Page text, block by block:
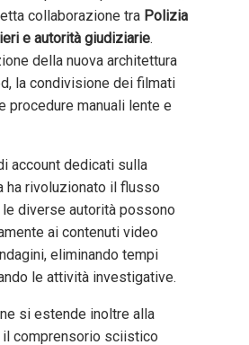
collaborazione tra Polizia
e autorità giudiziarie.
della nuova architettura
la condivisione dei filmati
procedure manuali lente e
account dedicati sulla
ha rivoluzionato il flusso
diverse autorità possono
ai contenuti video
eliminando tempi
le attività investigative.
si estende inoltre alla
il comprensorio sciistico